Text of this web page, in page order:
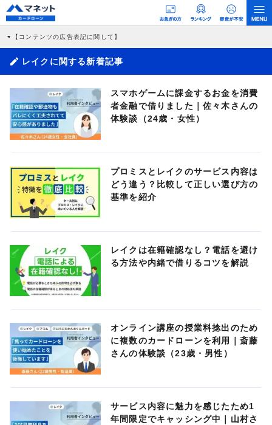
【コンテンツの広告表記に関して】
す。 これらの広告を経由して読者が企業ホームページを訪れ、成約が発生すると弊
社に対して企業から紹介報酬が支払われるという収益モデルです。 ただし、特定の
商品を根拠なくPRするものではなく、当編集部の調査／ユーザーへの口コミ収集な
>提携企業一覧
レイクに関する新着記事
スマホゲームに課金するお金を消費
者金融で借りました｜佐々木さんの
体験談（24歳・女性）
プロミスとレイクのサービス内容は
どう違う？比較して正しい選び方の
基準を紹介
レイクは在籍確認なし？電話を避け
る方法や内緒で借りるコツを解説
オンライン講座の授業料捻出のため
に複数のカードローンを利用｜斎藤
さんの体験談（23歳・男性）
サービス内容に魅力を感じたため1
年間限定でキャッシング中｜山村さ